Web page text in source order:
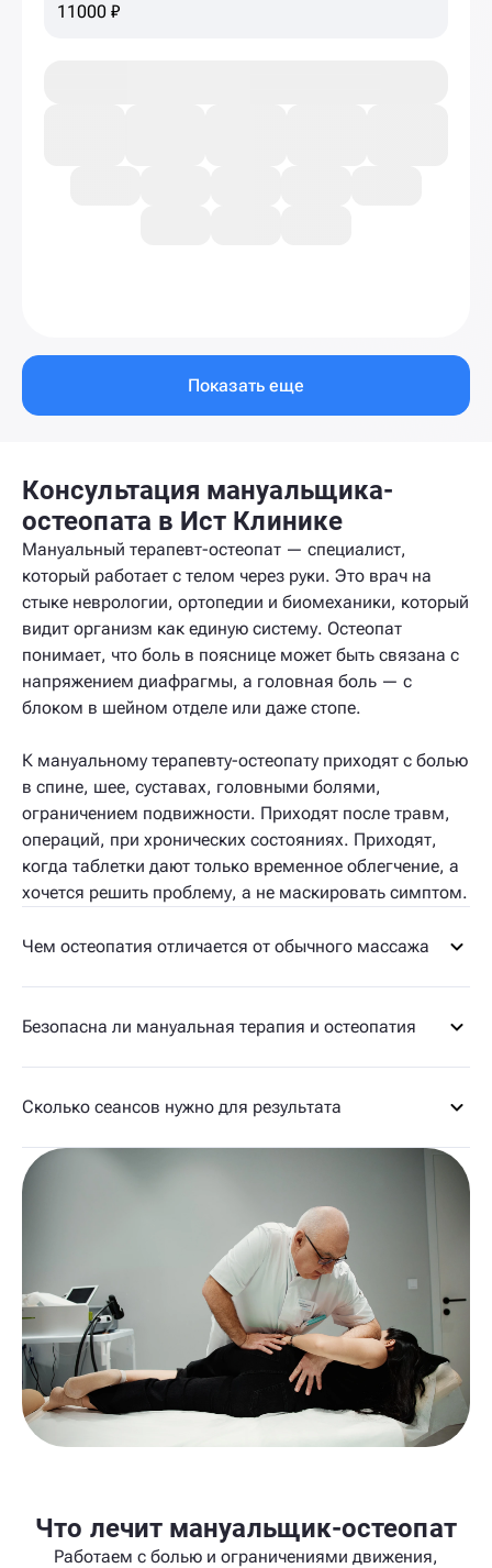
11000 ₽
Показать еще
Консультация мануальщика-
остеопата в Ист Клинике
Мануальный терапевт-остеопат — специалист,
который работает с телом через руки. Это врач на
стыке неврологии, ортопедии и биомеханики, который
видит организм как единую систему. Остеопат
понимает, что боль в пояснице может быть связана с
напряжением диафрагмы, а головная боль — с
блоком в шейном отделе или даже стопе.
К мануальному терапевту-остеопату приходят с болью
в спине, шее, суставах, головными болями,
ограничением подвижности. Приходят после травм,
операций, при хронических состояниях. Приходят,
когда таблетки дают только временное облегчение, а
хочется решить проблему, а не маскировать симптом.
Чем остеопатия отличается от обычного массажа
Безопасна ли мануальная терапия и остеопатия
Сколько сеансов нужно для результата
Что лечит мануальщик-остеопат
Работаем с болью и ограничениями движения,